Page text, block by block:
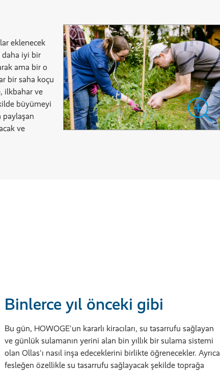
eklenecek
daha iyi bir
ama bir o
bir saha koçu
ilkbahar ve
büyümeyi
paylaşan
ve
Binlerce yıl önceki gibi
Bu gün, HOWOGE'un kararlı kiracıları, su tasarrufu sağlayan
ve günlük sulamanın yerini alan bin yıllık bir sulama sistemi
olan Ollas'ı nasıl inşa edeceklerini birlikte öğrenecekler. Ayrıca
fesleğen özellikle su tasarrufu sağlayacak şekilde toprağa